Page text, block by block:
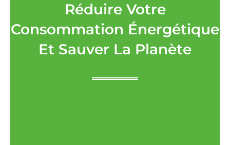
Réduire Votre
Consommation Énergétique
Et Sauver La Planète